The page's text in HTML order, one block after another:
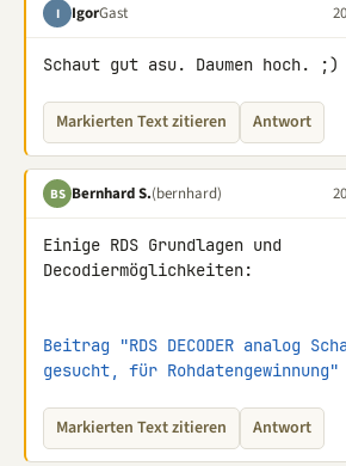
I IgorGast
Schaut gut asu. Daumen hoch. ;)
Markierten Text zitieren Antwort
BS Bernhard S.(bernhard)
Einige RDS Grundlagen und
Decodiermöglichkeiten:
Beitrag "RDS DECODER analog
gesucht, für Rohdatengewinnung"
Markierten Text zitieren Antwort